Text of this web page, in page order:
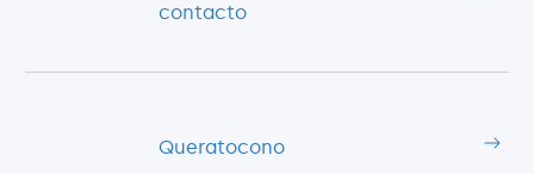
contacto
Queratocono